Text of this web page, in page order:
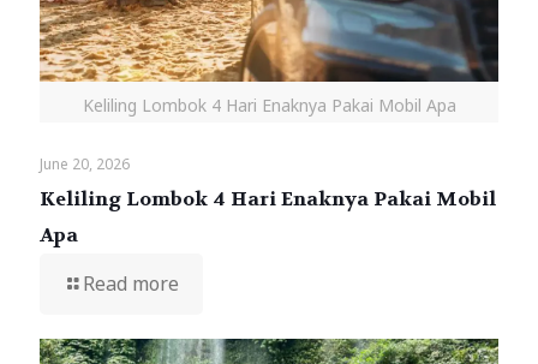
Keliling Lombok 4 Hari Enaknya Pakai Mobil Apa
June 20, 2026
Keliling Lombok 4 Hari Enaknya Pakai Mobil
Apa
Read more